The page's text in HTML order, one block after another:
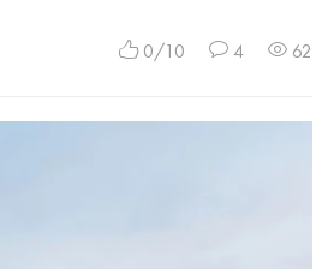
0/10 4 62